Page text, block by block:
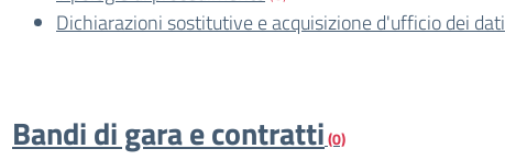
Dichiarazioni sostitutive e acquisizione d'ufficio dei dati
Bandi di gara e contratti(0)